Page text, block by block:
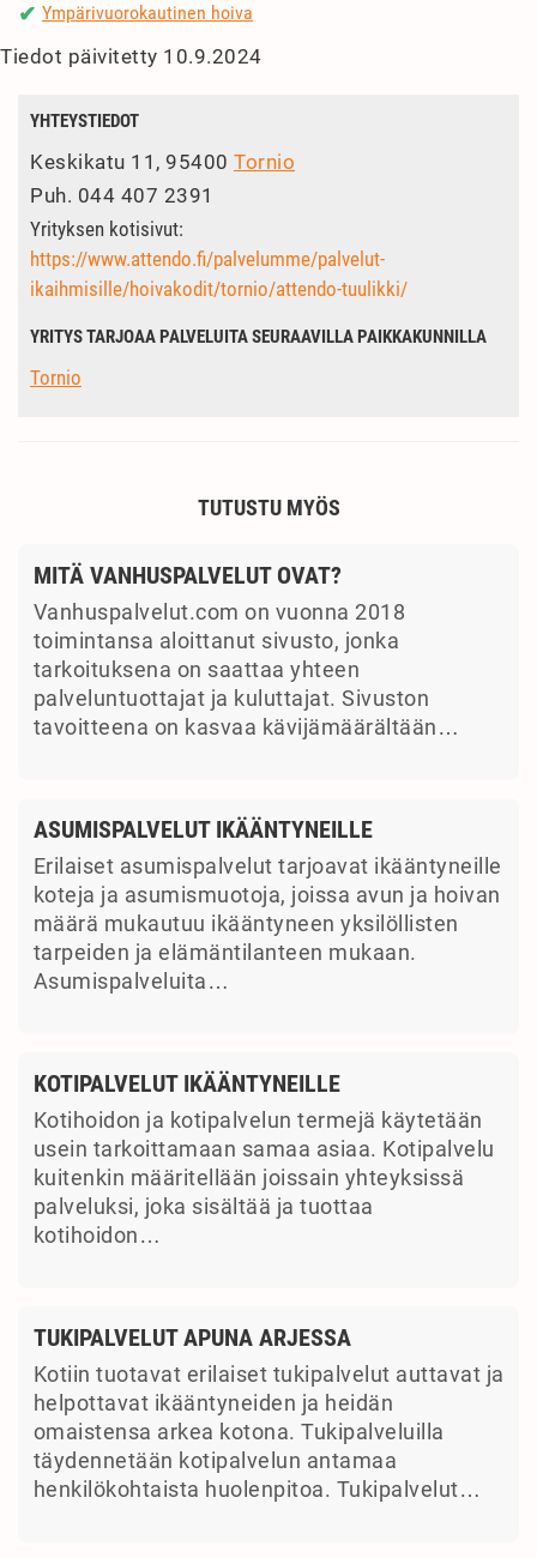
✔ Ympärivuorokautinen hoiva
Tiedot päivitetty 10.9.2024
YHTEYSTIEDOT
Keskikatu 11, 95400 Tornio
Puh. 044 407 2391
Yrityksen kotisivut:
https://www.attendo.fi/palvelumme/palvelut-
ikaihmisille/hoivakodit/tornio/attendo-tuulikki/
YRITYS TARJOAA PALVELUITA SEURAAVILLA PAIKKAKUNNILLA
Tornio
TUTUSTU MYÖS
MITÄ VANHUSPALVELUT OVAT?
Vanhuspalvelut.com on vuonna 2018
toimintansa aloittanut sivusto, jonka
tarkoituksena on saattaa yhteen
palveluntuottajat ja kuluttajat. Sivuston
tavoitteena on kasvaa kävijämäärältään…
ASUMISPALVELUT IKÄÄNTYNEILLE
Erilaiset asumispalvelut tarjoavat ikääntyneille
koteja ja asumismuotoja, joissa avun ja hoivan
määrä mukautuu ikääntyneen yksilöllisten
tarpeiden ja elämäntilanteen mukaan.
Asumispalveluita…
KOTIPALVELUT IKÄÄNTYNEILLE
Kotihoidon ja kotipalvelun termejä käytetään
usein tarkoittamaan samaa asiaa. Kotipalvelu
kuitenkin määritellään joissain yhteyksissä
palveluksi, joka sisältää ja tuottaa
kotihoidon…
TUKIPALVELUT APUNA ARJESSA
Kotiin tuotavat erilaiset tukipalvelut auttavat ja
helpottavat ikääntyneiden ja heidän
omaistensa arkea kotona. Tukipalveluilla
täydennetään kotipalvelun antamaa
henkilökohtaista huolenpitoa. Tukipalvelut…